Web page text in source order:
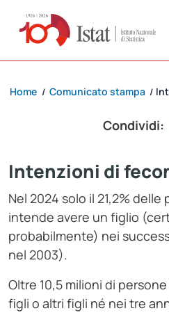
Home / Comunicato stampa /
Condividi:
Intenzioni di
Nel 2024 solo il 21,2%
intende avere un figlio
probabilmente) nei
nel 2003).
Oltre 10,5 milioni di
figli o altri figli né nei tre